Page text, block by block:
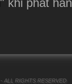
" khi phát
- ALL RIGHTS RESERVED